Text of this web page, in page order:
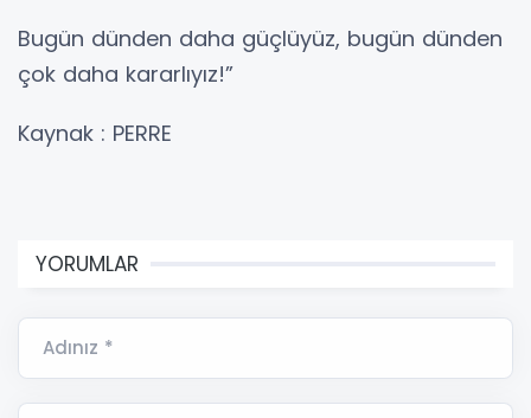
Bugün dünden daha güçlüyüz, bugün dünden
çok daha kararlıyız!”
Kaynak : PERRE
YORUMLAR
Adınız *